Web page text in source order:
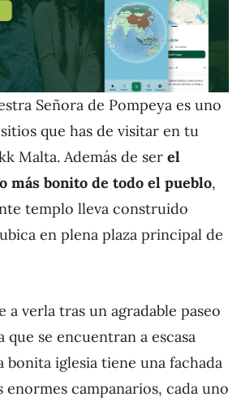
Señora de Pompeya es uno
que has de visitar en tu
Malta. Además de ser el
más bonito de todo el pueblo,
templo lleva construido
en plena plaza principal de
a verla tras un agradable paseo
se encuentran a escasa
bonita iglesia tiene una fachada
campanarios, cada uno